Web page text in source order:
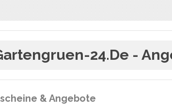
24.de -
& Angebote